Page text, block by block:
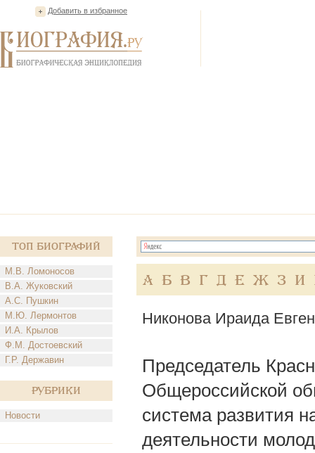
Добавить в избранное
Топ Биографий
М.В. Ломоносов
В.А. Жуковский
А.С. Пушкин
М.Ю. Лермонтов
И.А. Крылов
Ф.М. Достоевский
Г.Р. Державин
Рубрики
Новости
А Б В Г Д Е Ж З И
Никонова Ираида
Председатель
Общероссийской
система развития
деятельности